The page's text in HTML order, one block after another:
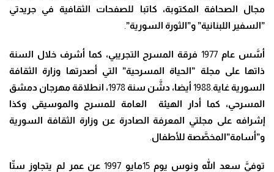
مجال الصحافة المكتوبة، كاتبا للصفحات الثقافية في جريدتي
”السفير اللبنانية” و”الثورة السورية”
أسَّس عام 1977 فرقة المسرح التجريبي، كما أشرف خلال السنة
ذاتها على مجلة ”الحياة المسرحية” التي أصدرتها وزارة الثقافة
السورية غاية
أيضا، دشَّن سنة1978، انطلاقة مهرجان دمشق
المسرحي، كما أدار الهيئة العامة للمسرح والموسيقى وكذا
إشرافه على مجلتي المعرفة الصادرة عن وزارة الثقافة السورية
و”أسامة”المخصَّصة للأطفال
توفيَّ سعد الله ونوس يوم15مايو 1997 عن عمر لم يتجاوز ستّا